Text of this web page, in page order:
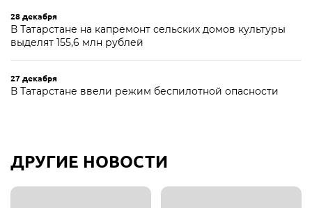
28 декабря
В Татарстане на капремонт сельских домов культуры
выделят 155,6 млн рублей
27 декабря
В Татарстане ввели режим беспилотной опасности
ДРУГИЕ НОВОСТИ